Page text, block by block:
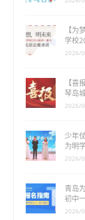
【
学校
2026/
【喜
琴岛
2026/
少年
为明
2026/
青岛
初中
2026/